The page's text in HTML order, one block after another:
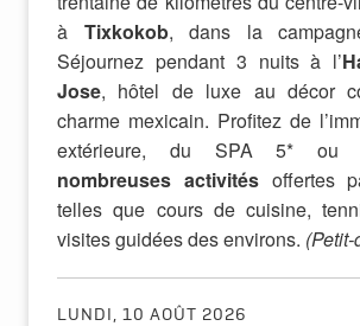
à Tixkokob, dans la
Séjournez pendant 3 nuits à l’
Jose, hôtel de luxe au décor
charme mexicain. Profitez de
extérieure, du SPA 5* ou
nombreuses activitésoffertes
telles que cours de cuisine,
visites guidées des environs.
LUNDI, 10 AOÛT 2026